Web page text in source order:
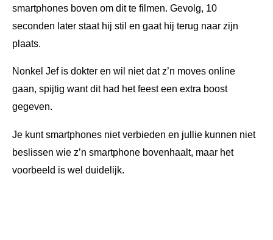
smartphones boven om dit te filmen. Gevolg, 10
seconden later staat hij stil en gaat hij terug naar zijn
plaats.
Nonkel Jef is dokter en wil niet dat z’n moves online
gaan, spijtig want dit had het feest een extra boost
gegeven.
Je kunt smartphones niet verbieden en jullie kunnen niet
beslissen wie z’n smartphone bovenhaalt, maar het
voorbeeld is wel duidelijk.